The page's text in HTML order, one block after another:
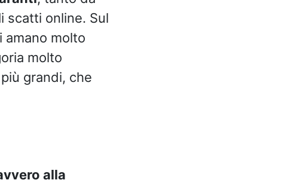
scatti online. Sul
molto
molto
grandi, che
alla